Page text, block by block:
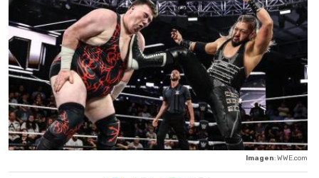
Imagen: WWE.com